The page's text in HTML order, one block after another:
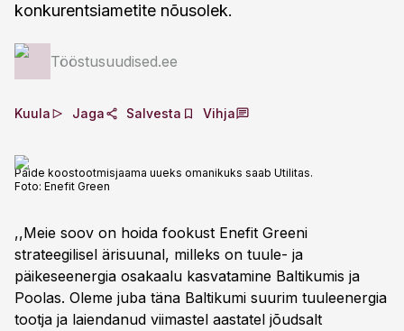
konkurentsiametite nõusolek.
Tööstusuudised.ee
Kuula Jaga Salvesta Vihja
Paide koostootmisjaama uueks omanikuks saab Utilitas.
Foto: Enefit Green
,,Meie soov on hoida fookust Enefit Greeni
strateegilisel ärisuunal, milleks on tuule- ja
päikeseenergia osakaalu kasvatamine Baltikumis ja
Poolas. Oleme juba täna Baltikumi suurim tuuleenergia
tootja ja laiendanud viimastel aastatel jõudsalt